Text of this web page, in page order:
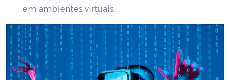
em ambientes virtuais.